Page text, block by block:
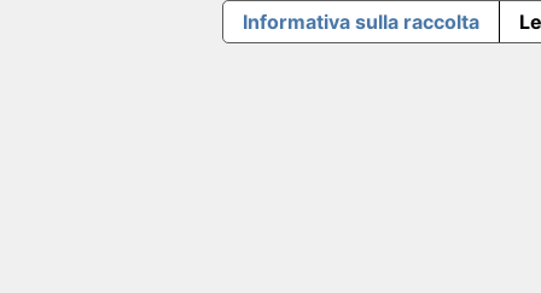
Informativa sulla raccolta